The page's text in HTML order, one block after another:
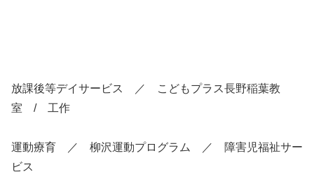
放課後等デイサービス ／ こどもプラス長野稲葉教
室 / 工作
運動療育 ／ 柳沢運動プログラム ／ 障害児福祉サー
ビス